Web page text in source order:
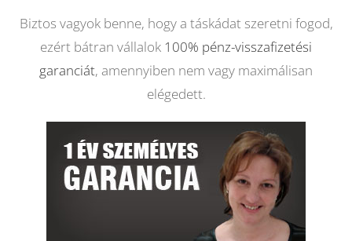
Biztos vagyok benne, hogy a táskádat szeretni fogod,
ezért bátran vállalok 100% pénz-visszafizetési
garanciát, amennyiben nem vagy maximálisan
elégedett.